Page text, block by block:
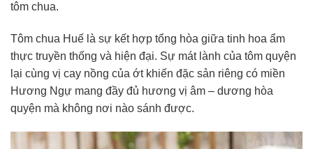
tôm chua.
Tôm chua Huế là sự kết hợp tổng hòa giữa tinh hoa ẩm
thực truyền thống và hiện đại. Sự mát lành của tôm quyện
lại cùng vị cay nồng của ớt khiến đặc sản riêng có miền
Hương Ngự mang đầy đủ hương vị âm – dương hòa
quyện mà không nơi nào sánh được.